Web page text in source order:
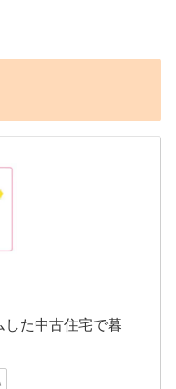
た中古住宅で暮